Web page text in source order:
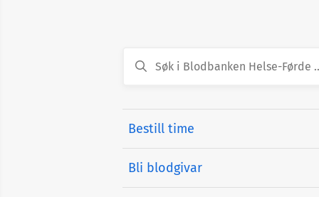
Bestill time
Bli blodgivar